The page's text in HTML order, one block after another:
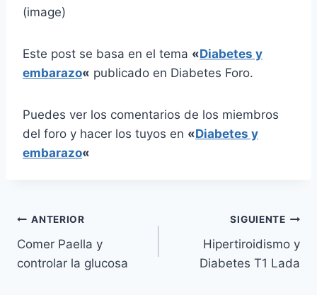
(image)
Este post se basa en el tema «Diabetes y
embarazo« publicado en Diabetes Foro.
Puedes ver los comentarios de los miembros
del foro y hacer los tuyos en «Diabetes y
embarazo«
Navegación
de
ANTERIOR
Comer Paella y
controlar la glucosa
SIGUIENTE
Hipertiroidismo y
Diabetes T1 Lada